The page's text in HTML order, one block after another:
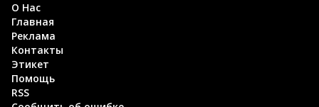
О Нас
Главная
Реклама
Контакты
Этикет
Помощь
RSS